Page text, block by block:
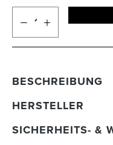
BESCHREIBUNG
HERSTELLER
SICHERHEITS- &